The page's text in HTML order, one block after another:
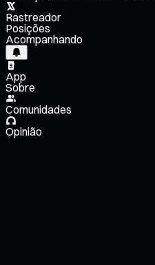
Rastreador
Posições
Acompanhando
App
Sobre
Comunidades
Opinião